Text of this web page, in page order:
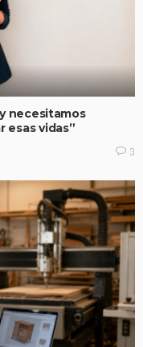
necesitamos
esas vidas”
3